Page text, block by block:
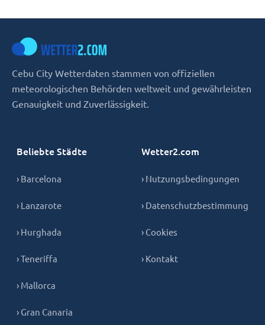
Cebu City Wetterdaten stammen von offiziellen
meteorologischen Behörden weltweit und gewährleisten
Genauigkeit und Zuverlässigkeit.
Beliebte Städte
› Barcelona
› Lanzarote
› Hurghada
› Teneriffa
› Mallorca
› Gran Canaria
Wetter2.com
› Nutzungsbedingungen
› Datenschutzbestimmung
› Cookies
› Kontakt